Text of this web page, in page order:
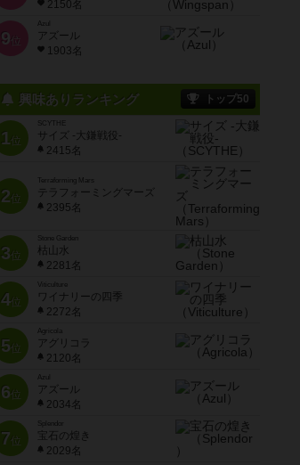
2150名
9 位
Azul
アズール
1903名
興味ありランキング トップ50
1位
SCYTHE
サイズ -大鎌戦役-
2415名
2位
Terraforming Mars
テラフォーミングマーズ
2395名
3位
Stone Garden
枯山水
2281名
4位
Viticulture
ワイナリーの四季
2272名
5位
Agricola
アグリコラ
2120名
6位
Azul
アズール
2034名
7位
宝石の煌き
2029名